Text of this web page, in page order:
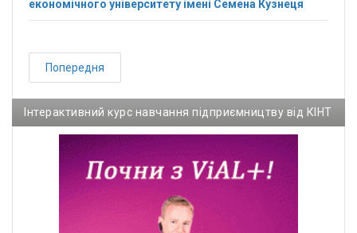
економічного університету імені Семена Кузнеця
Попередня
Інтерактивний курс навчання підприємництву від КІНТ